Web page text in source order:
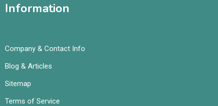
Information
Company & Contact Info
Blog & Articles
Sitemap
Terms of Service